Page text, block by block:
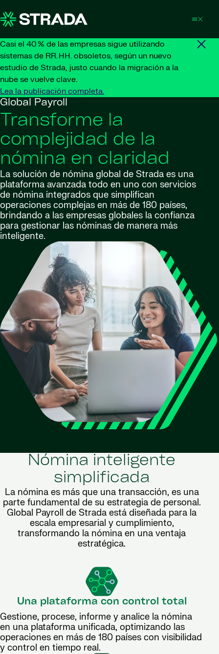
Casi el 40 % de las empresas sigue utilizando
sistemas de RR. HH. obsoletos, según un nuevo
estudio de Strada, justo cuando la migración a la
nube se vuelve clave.
Lea la publicación completa.
Global Payroll
Transforme la
complejidad de la
nómina en claridad
La solución de nómina global de Strada es una
plataforma avanzada todo en uno con servicios
de nómina integrados que simplifican
operaciones complejas en más de 180 países,
brindando a las empresas globales la confianza
para gestionar las nóminas de manera más
inteligente.
Nómina inteligente
simplificada
La nómina es más que una transacción, es una
parte fundamental de su estrategia de personal.
Global Payroll de Strada está diseñada para la
escala empresarial y cumplimiento,
transformando la nómina en una ventaja
estratégica.
Una plataforma con control total
Gestione, procese, informe y analice la nómina
en una plataforma unificada, optimizando las
operaciones en más de 180 países con visibilidad
y control en tiempo real.